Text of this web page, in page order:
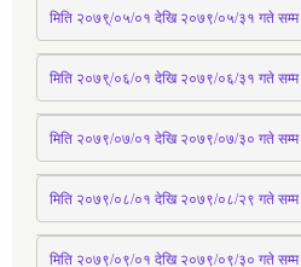
मिति २०७९्/०५/०१ देखि २०७९/०५/३१ गते सम्म
मिति २०७९्/०६/०१ देखि २०७९/०६/३१ गते सम्म
मिति २०७९/०७/०१ देखि २०७९/०७/३० गते सम्म
मिति २०७९/०८/०१ देखि २०७९/०८/२९ गते सम्म
मिति २०७९/०९/०१ देखि २०७९/०९/३० गते सम्म